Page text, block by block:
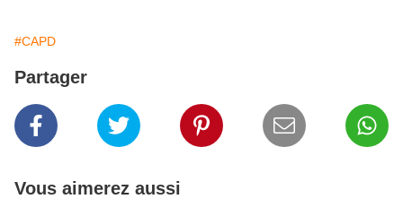
#CAPD
Partager
Vous aimerez aussi